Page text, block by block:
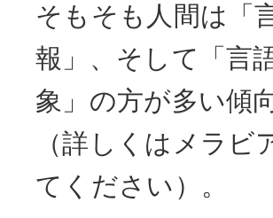
そもそも人間は「
報」、そして「言
象」の方が多い傾
（詳しくはメラ
てください）。